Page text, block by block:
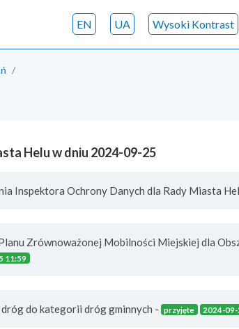
Wysoki Kontrast
UA
EN
Helu w dniu 2024-09-25
Inspektora Ochrony Danych dla Rady Miasta
Zrównoważonej Mobilności Miejskiej dla
11:59
do kategorii dróg gminnych - przyjęte 2024-